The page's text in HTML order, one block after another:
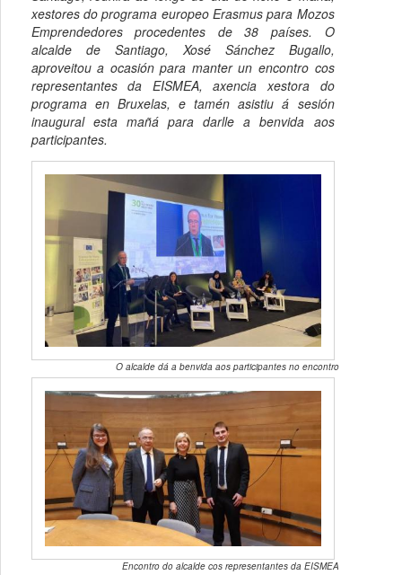
xestores do programa europeo Erasmus para Mozos
Emprendedores procedentes de 38 países. O
alcalde de Santiago, Xosé Sánchez Bugallo,
aproveitou a ocasión para manter un encontro cos
representantes da EISMEA, axencia xestora do
programa en Bruxelas, e tamén asistiu á sesión
inaugural esta mañá para darlle a benvida aos
participantes.
O alcalde dá a benvida aos participantes no encontro
Encontro do alcalde cos representantes da EISMEA